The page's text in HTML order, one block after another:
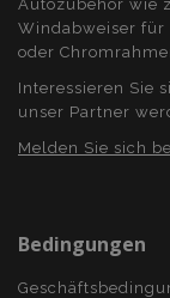
Autozubehör wie
Windabweiser für
oder
Interessieren Sie
unser Partner
Melden Sie sich
Bedingungen